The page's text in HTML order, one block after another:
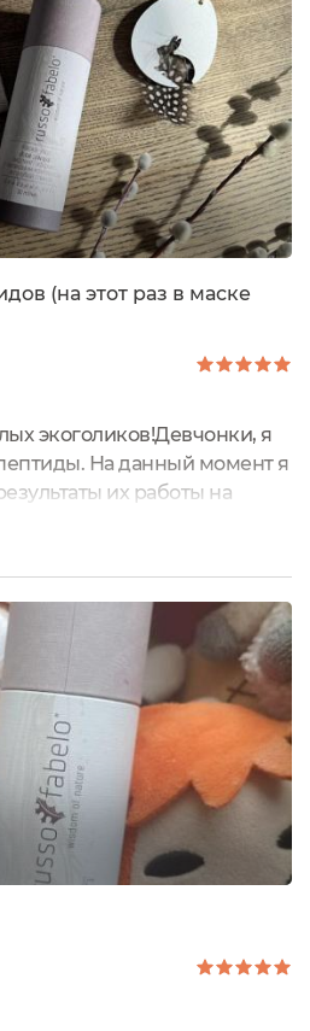
везде есть пептиды! А
(на этот раз в маске
экоголиков!Девчонки, я
На данный момент я
их работы на
маску для
с лифтинг-эффектом от
производителя:Упаковка:
тубус, изготовленный из
флакон с кремом...